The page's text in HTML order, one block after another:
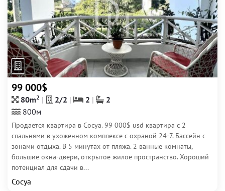
99 000$
80m2 2/2 2
2
800м
Продается квартира в Сосуа. 99 000$ usd квартира с 2
спальнями в ухоженном комплексе с охраной 24-7. Бассейн с
зонами отдыха. В 5 минутах от пляжа. 2 ванные комнаты,
большие окна-двери, открытое жилое пространство. Хороший
потенциал для сдачи в...
Сосуа